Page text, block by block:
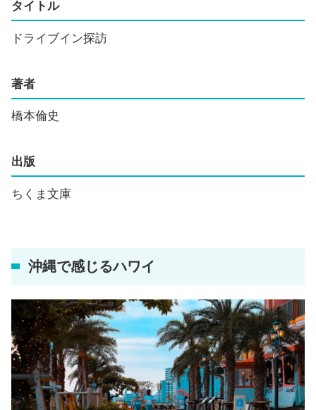
タイトル
ドライブイン探訪
著者
橋本倫史
出版
ちくま文庫
沖縄で感じるハワイ